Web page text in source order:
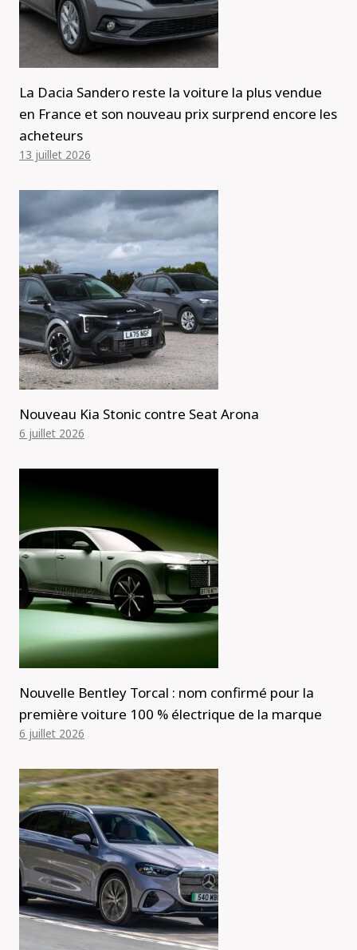
La Dacia Sandero reste la voiture la plus vendue
en France et son nouveau prix surprend encore les
acheteurs
13 juillet 2026
Nouveau Kia Stonic contre Seat Arona
6 juillet 2026
Nouvelle Bentley Torcal : nom confirmé pour la
première voiture 100 % électrique de la marque
6 juillet 2026